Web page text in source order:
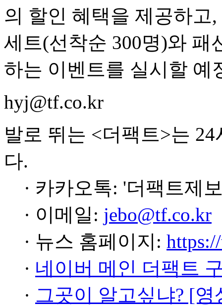
의 할인 혜택을 제공하고
세트(선착순 300명)와 패
하는 이벤트를 실시할 예
hyj@tf.co.kr
발로 뛰는 <더팩트>는
다.
· 카카오톡: '더팩트제
· 이메일: jebo@tf.co.kr
· 뉴스 홈페이지:
· 네이버 메인 더팩트
· 그곳이 알고싶냐? [